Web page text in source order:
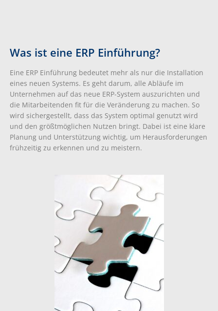
Was ist eine ERP Einführung?
Eine ERP Einführung bedeutet mehr als nur die Installation
eines neuen Systems. Es geht darum, alle Abläufe im
Unternehmen auf das neue ERP-System auszurichten und
die Mitarbeitenden fit für die Veränderung zu machen. So
wird sichergestellt, dass das System optimal genutzt wird
und den größtmöglichen Nutzen bringt. Dabei ist eine klare
Planung und Unterstützung wichtig, um Herausforderungen
frühzeitig zu erkennen und zu meistern.